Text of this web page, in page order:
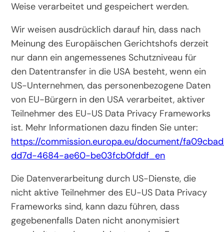
Weise verarbeitet und gespeichert werden.
Wir weisen ausdrücklich darauf hin, dass nach
Meinung des Europäischen Gerichtshofs derzeit
nur dann ein angemessenes Schutzniveau für
den Datentransfer in die USA besteht, wenn ein
US-Unternehmen, das personenbezogene Daten
von EU-Bürgern in den USA verarbeitet, aktiver
Teilnehmer des EU-US Data Privacy Frameworks
ist. Mehr Informationen dazu finden Sie unter:
https://commission.europa.eu/document/
dd7d-4684-ae60-be03fcb0fddf_en
Die Datenverarbeitung durch US-Dienste, die
nicht aktive Teilnehmer des EU-US Data Privacy
Frameworks sind, kann dazu führen, dass
gegebenenfalls Daten nicht anonymisiert